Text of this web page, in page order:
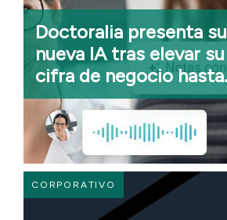
Doctoralia presenta su
nueva IA tras elevar su
cifra de negocio hasta
16 millones de euros
CORPORATIVO